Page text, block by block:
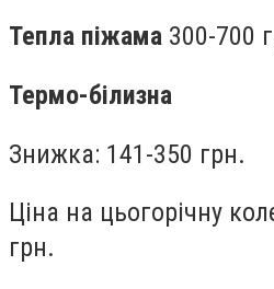
Тепла піжама 300-700
Термо-білизна
Знижка: 141-350 грн.
Ціна на цьогорічну
грн.